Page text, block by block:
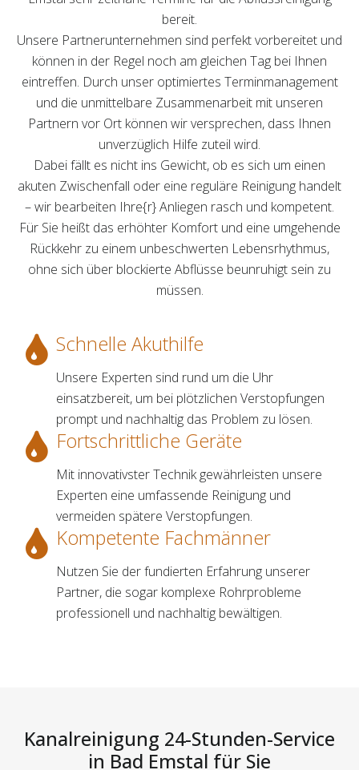
bereit.
Unsere Partnerunternehmen sind perfekt vorbereitet und
können in der Regel noch am gleichen Tag bei Ihnen
eintreffen. Durch unser optimiertes Terminmanagement
und die unmittelbare Zusammenarbeit mit unseren
Partnern vor Ort können wir versprechen, dass Ihnen
unverzüglich Hilfe zuteil wird.
Dabei fällt es nicht ins Gewicht, ob es sich um einen
akuten Zwischenfall oder eine reguläre Reinigung handelt
– wir bearbeiten Ihre{r} Anliegen rasch und kompetent.
Für Sie heißt das erhöhter Komfort und eine umgehende
Rückkehr zu einem unbeschwerten Lebensrhythmus,
ohne sich über blockierte Abflüsse beunruhigt sein zu
müssen.
Schnelle Akuthilfe
Unsere Experten sind rund um die Uhr
einsatzbereit, um bei plötzlichen Verstopfungen
prompt und nachhaltig das Problem zu lösen.
Fortschrittliche Geräte
Mit innovativster Technik gewährleisten unsere
Experten eine umfassende Reinigung und
vermeiden spätere Verstopfungen.
Kompetente Fachmänner
Nutzen Sie der fundierten Erfahrung unserer
Partner, die sogar komplexe Rohrprobleme
professionell und nachhaltig bewältigen.
Kanalreinigung 24-Stunden-Service
in Bad Emstal für Sie